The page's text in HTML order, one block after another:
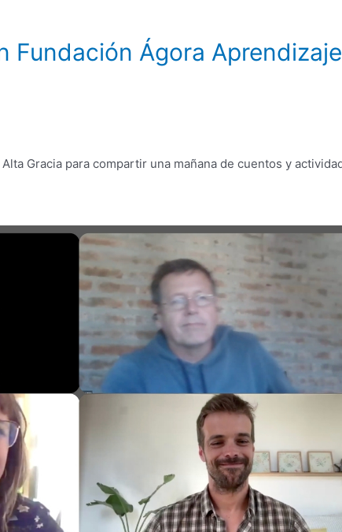
Fundación Ágora
Gracia para compartir una mañana de cuentos y